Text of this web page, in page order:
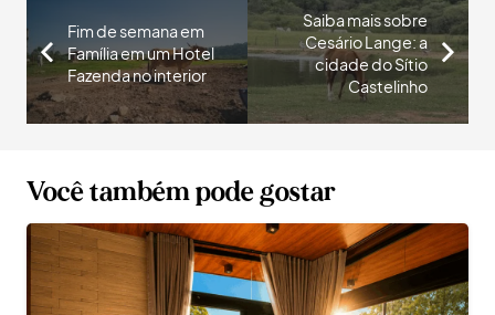
Fim de semana em
Família em um Hotel
Fazenda no interior
Saiba mais sobre
Cesário Lange: a
cidade do Sítio
Castelinho
Você também pode gostar